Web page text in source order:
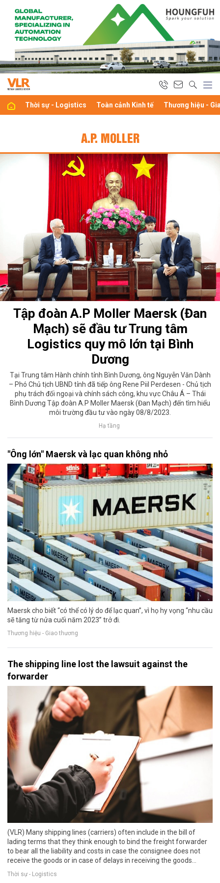
Thời sự - Logistics Toàn cảnh Kinh tế Thương hiệu -
A.P. MOLLER
Tập đoàn A.P Moller Maersk (Đan
Mạch) sẽ đầu tư Trung tâm
Logistics quy mô lớn tại Bình
Dương
Tại Trung tâm Hành chính tỉnh Bình Dương, ông Nguyễn Văn Dành
– Phó Chủ tịch UBND tỉnh đã tiếp ông Rene Piil Perdesen - Chủ tịch
phụ trách đối ngoại và chính sách công, khu vực Châu Á – Thái
Bình Dương Tập đoàn A.P Moller Maersk (Đan Mạch) đến tìm hiểu
môi trường đầu tư vào ngày 08/8/2023.
Hạ tầng
"Ông lớn" Maersk và lạc quan không nhỏ
Maersk cho biết “có thể có lý do để lạc quan”, vì họ hy vọng “nhu cầu
sẽ tăng từ nửa cuối năm 2023” trở đi.
Thương hiệu - Giao thương
The shipping line lost the lawsuit against the
forwarder
(VLR) Many shipping lines (carriers) often include in the bill of
lading terms that they think enough to bind the freight forwarder
to bear all the liability and costs in case the consignee does not
receive the goods or in case of delays in receiving the goods…
Thời sự - Logistics